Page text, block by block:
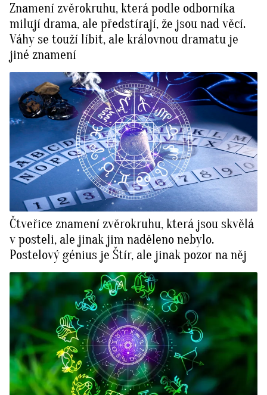
Znamení zvěrokruhu, která podle odborníka
milují drama, ale předstírají, že jsou nad věcí.
Váhy se touží líbit, ale královnou dramatu je
jiné znamení
Čtveřice znamení zvěrokruhu, která jsou skvělá
v posteli, ale jinak jim naděleno nebylo.
Postelový génius je Štír, ale jinak pozor na něj